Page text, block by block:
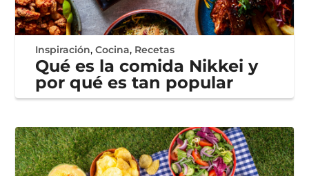
Inspiración,Cocina, Recetas
Qué es la comida Nikkei y
por qué es tan popular